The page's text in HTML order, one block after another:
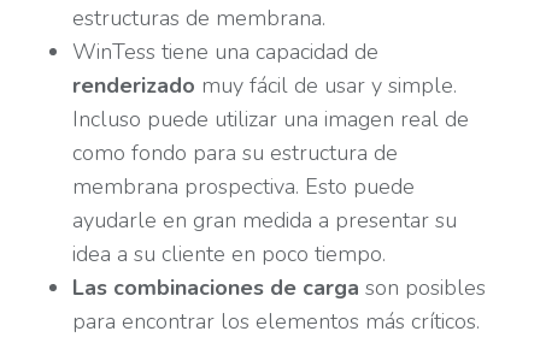
estructuras de membrana.
WinTess tiene una capacidad de
renderizado muy fácil de usar y simple.
Incluso puede utilizar una imagen real de
como fondo para su estructura de
membrana prospectiva. Esto puede
ayudarle en gran medida a presentar su
idea a su cliente en poco tiempo.
Las combinaciones de carga son posibles
para encontrar los elementos más críticos.